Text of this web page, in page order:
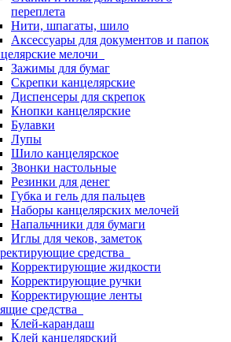
переплета
Нити, шпагаты, шило
Аксессуары для документов и папок
мелочи
Зажимы для бумаг
Скрепки канцелярские
Диспенсеры для скрепок
Кнопки канцелярские
Булавки
Лупы
Шило канцелярское
Звонки настольные
Резинки для денег
Губка и гель для пальцев
Наборы канцелярских мелочей
Напальчники для бумаги
Иглы для чеков, заметок
средства
Корректирующие жидкости
Корректирующие ручки
Корректирующие ленты
средства
Клей-карандаш
Клей канцелярский